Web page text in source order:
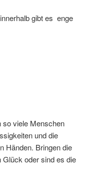
gibt es enge
so viele Menschen
und die
Händen. Bringen die
Glück oder sind es die